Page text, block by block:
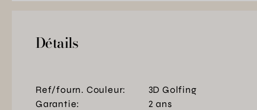
Détails
Ref/fourn. Couleur:
3D Golfing
Garantie:
2 ans